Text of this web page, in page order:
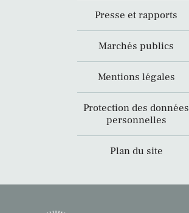
Presse et rapports
Marchés publics
Mentions légales
Protection des données
personnelles
Plan du site